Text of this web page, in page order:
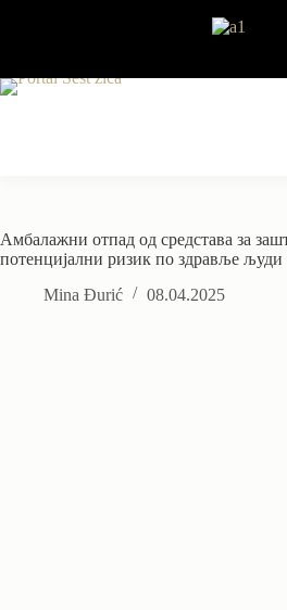
Амбалажни отпад од средстава за
потенцијални ризик по здравље
Mina Đurić
08.04.2025